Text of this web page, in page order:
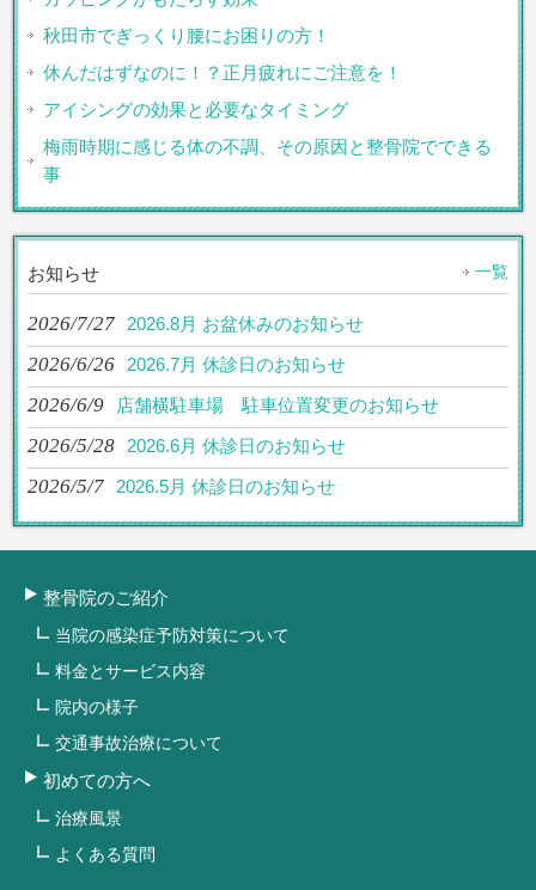
秋田市でぎっくり腰にお困りの方！
休んだはずなのに！？正月疲れにご注意を！
アイシングの効果と必要なタイミング
梅雨時期に感じる体の不調、その原因と整骨院でできる
事
お知らせ 一覧
2026/7/27 2026.8月 お盆休みのお知らせ
2026/6/26 2026.7月 休診日のお知らせ
2026/6/9 店舗横駐車場 駐車位置変更のお知らせ
2026/5/28 2026.6月 休診日のお知らせ
2026/5/7 2026.5月 休診日のお知らせ
整骨院のご紹介
当院の感染症予防対策について
料金とサービス内容
院内の様子
交通事故治療について
初めての方へ
治療風景
よくある質問